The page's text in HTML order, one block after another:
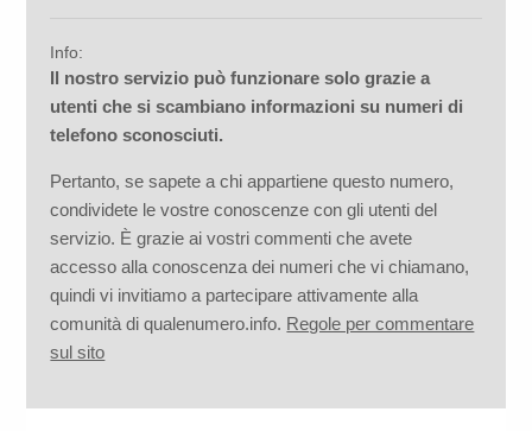
Info:
Il nostro servizio può funzionare solo grazie a
utenti che si scambiano informazioni su numeri di
telefono sconosciuti.
Pertanto, se sapete a chi appartiene questo numero,
condividete le vostre conoscenze con gli utenti del
servizio. È grazie ai vostri commenti che avete
accesso alla conoscenza dei numeri che vi chiamano,
quindi vi invitiamo a partecipare attivamente alla
comunità di qualenumero.info. Regole per commentare
sul sito